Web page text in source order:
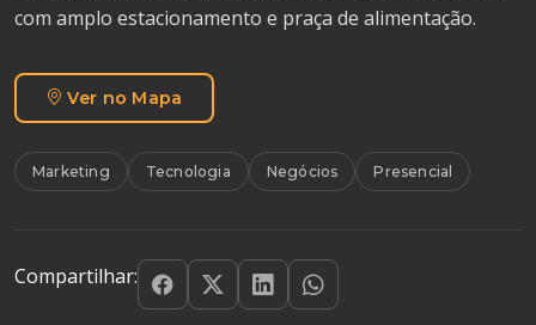
com amplo estacionamento e praça de alimentação.
Ver no Mapa
Marketing Tecnologia Negócios Presencial
Compartilhar: